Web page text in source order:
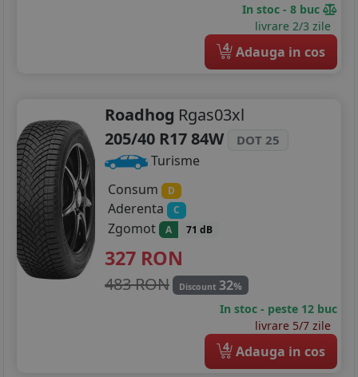
In stoc - 8 buc
livrare 2/3 zile
4 Adauga in cos
Roadhog Rgas03xl
205/40 R17 84W
DOT 25
Turisme
Consum
D
Aderenta C
Zgomot A 71 dB
327 RON
483 RON Discount 32%
In stoc - peste 12 buc
livrare 5/7 zile
4 Adauga in cos